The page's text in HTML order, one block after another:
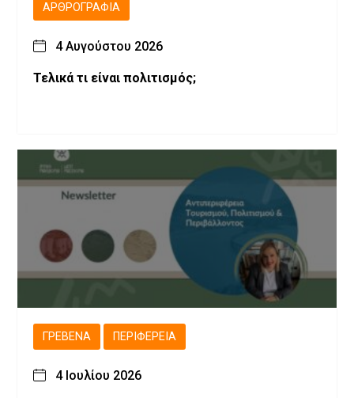
ΑΡΘΡΟΓΡΑΦΊΑ
4 Αυγούστου 2026
Τελικά τι είναι πολιτισμός;
ΓΡΕΒΕΝΆ ΠΕΡΙΦΈΡΕΙΑ
4 Ιουλίου 2026